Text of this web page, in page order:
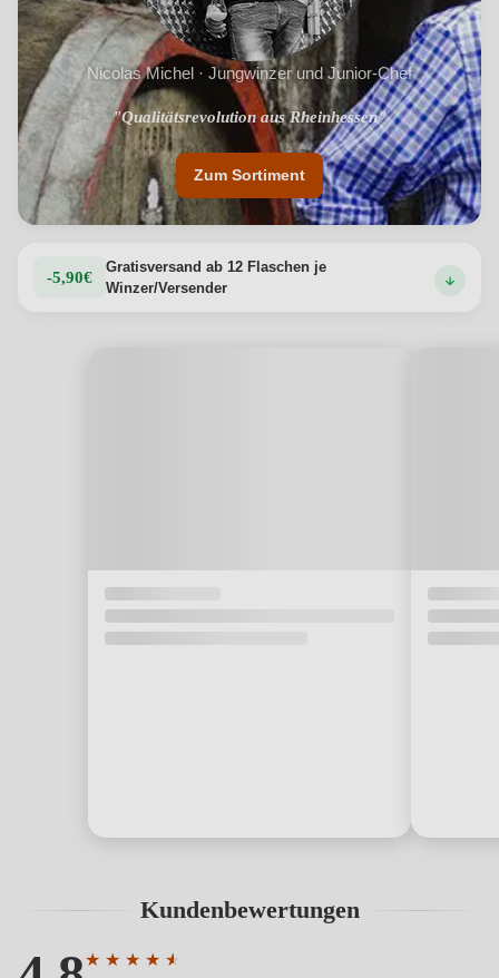
Nicolas Michel · Jungwinzer und Junior-Chef
"Qualitätsrevolution aus Rheinhessen"
"Saftig-fruchtige Weine"
Zum Sortiment
-5,90€
Gratisversand ab 12 Flaschen je
Winzer/Versender
Kundenbewertungen
★ ★ ★ ★ ★
★